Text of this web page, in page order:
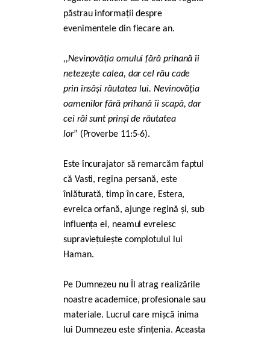
păstrau informații despre
evenimentele din fiecare an.
,,Nevinovăția omului fără prihană îi
netezește calea, dar cel rău cade
prin însăși răutatea lui. Nevinovăția
oamenilor fără prihană îi scapă, dar
cei răi sunt prinși de răutatea
lor” (Proverbe 11:5-6).
Este încurajator să remarcăm faptul
că Vasti, regina persană, este
înlăturată, timp în care, Estera,
evreica orfană, ajunge regină și, sub
influența ei, neamul evreiesc
supraviețuiește complotului lui
Haman.
Pe Dumnezeu nu Îl atrag realizările
noastre academice, profesionale sau
materiale. Lucrul care mișcă inima
lui Dumnezeu este sfințenia. Aceasta